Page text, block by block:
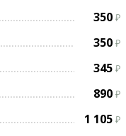
350
350
345
890
1 105